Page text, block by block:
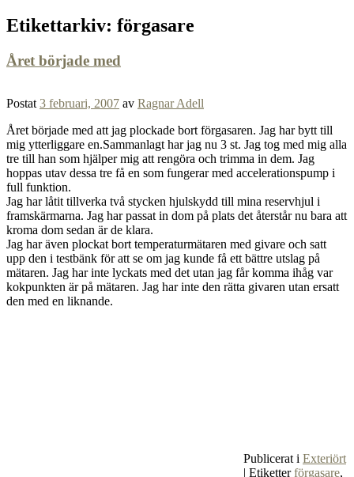
Etikettarkiv: förgasare
Året började med
Postat 3 februari, 2007 av Ragnar Adell
Året började med att jag plockade bort förgasaren. Jag har bytt till
mig ytterliggare en.Sammanlagt har jag nu 3 st. Jag tog med mig alla
tre till han som hjälper mig att rengöra och trimma in dem. Jag
hoppas utav dessa tre få en som fungerar med accelerationspump i
full funktion.
Jag har låtit tillverka två stycken hjulskydd till mina reservhjul i
framskärmarna. Jag har passat in dom på plats det återstår nu bara att
kroma dom sedan är de klara.
Jag har även plockat bort temperaturmätaren med givare och satt
upp den i testbänk för att se om jag kunde få ett bättre utslag på
mätaren. Jag har inte lyckats med det utan jag får komma ihåg var
kokpunkten är på mätaren. Jag har inte den rätta givaren utan ersatt
den med en liknande.
Publicerat i Exteriört
| Etiketter förgasare,